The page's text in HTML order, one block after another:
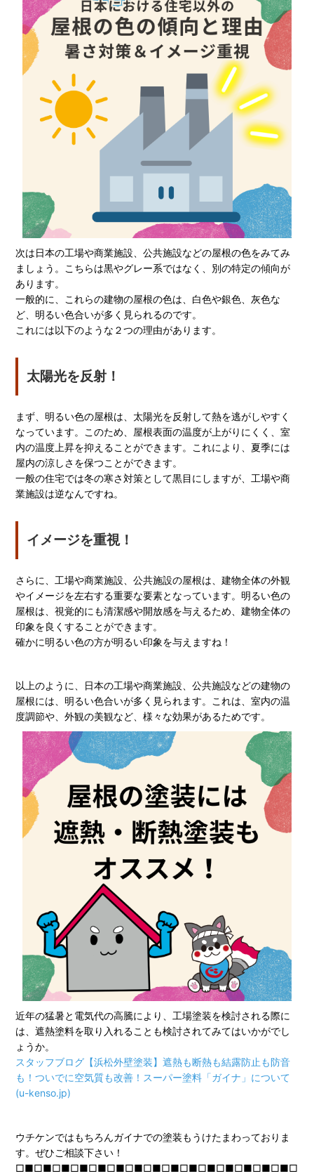
次は日本の工場や商業施設、公共施設などの屋根の色をみてみ
ましょう。こちらは黒やグレー系ではなく、別の特定の傾向が
あります。
一般的に、これらの建物の屋根の色は、白色や銀色、灰色な
ど、明るい色合いが多く見られるのです。
これには以下のような２つの理由があります。
太陽光を反射！
まず、明るい色の屋根は、太陽光を反射して熱を逃がしやすく
なっています。このため、屋根表面の温度が上がりにくく、室
内の温度上昇を抑えることができます。これにより、夏季には
屋内の涼しさを保つことができます。
一般の住宅では冬の寒さ対策として黒目にしますが、工場や商
業施設は逆なんですね。
イメージを重視！
さらに、工場や商業施設、公共施設の屋根は、建物全体の外観
やイメージを左右する重要な要素となっています。明るい色の
屋根は、視覚的にも清潔感や開放感を与えるため、建物全体の
印象を良くすることができます。
確かに明るい色の方が明るい印象を与えますね！
以上のように、日本の工場や商業施設、公共施設などの建物の
屋根には、明るい色合いが多く見られます。これは、室内の温
度調節や、外観の美観など、様々な効果があるためです。
近年の猛暑と電気代の高騰により、工場塗装を検討される際に
は、遮熱塗料を取り入れることも検討されてみてはいかがでし
ょうか。
スタッフブログ【浜松外壁塗装】遮熱も断熱も結露防止も防音
も！ついでに空気質も改善！スーパー塗料「ガイナ」について
(u-kenso.jp)
ウチケンではもちろんガイナでの塗装もうけたまわっておりま
す。ぜひご相談下さい！
□■□■□■□■□■□■□■□■□■□■□■□■□■□■□■□